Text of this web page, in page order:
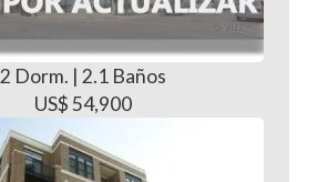
2 Dorm. | 2.1 Baños
US$ 54,900